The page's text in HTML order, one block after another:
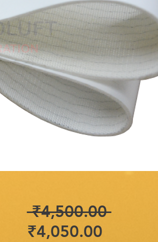
₹4,500.00 Regular
₹4,050.00Sale